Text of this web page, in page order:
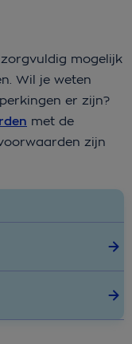
mogelijk
Wil je weten
er zijn?
met de
zijn